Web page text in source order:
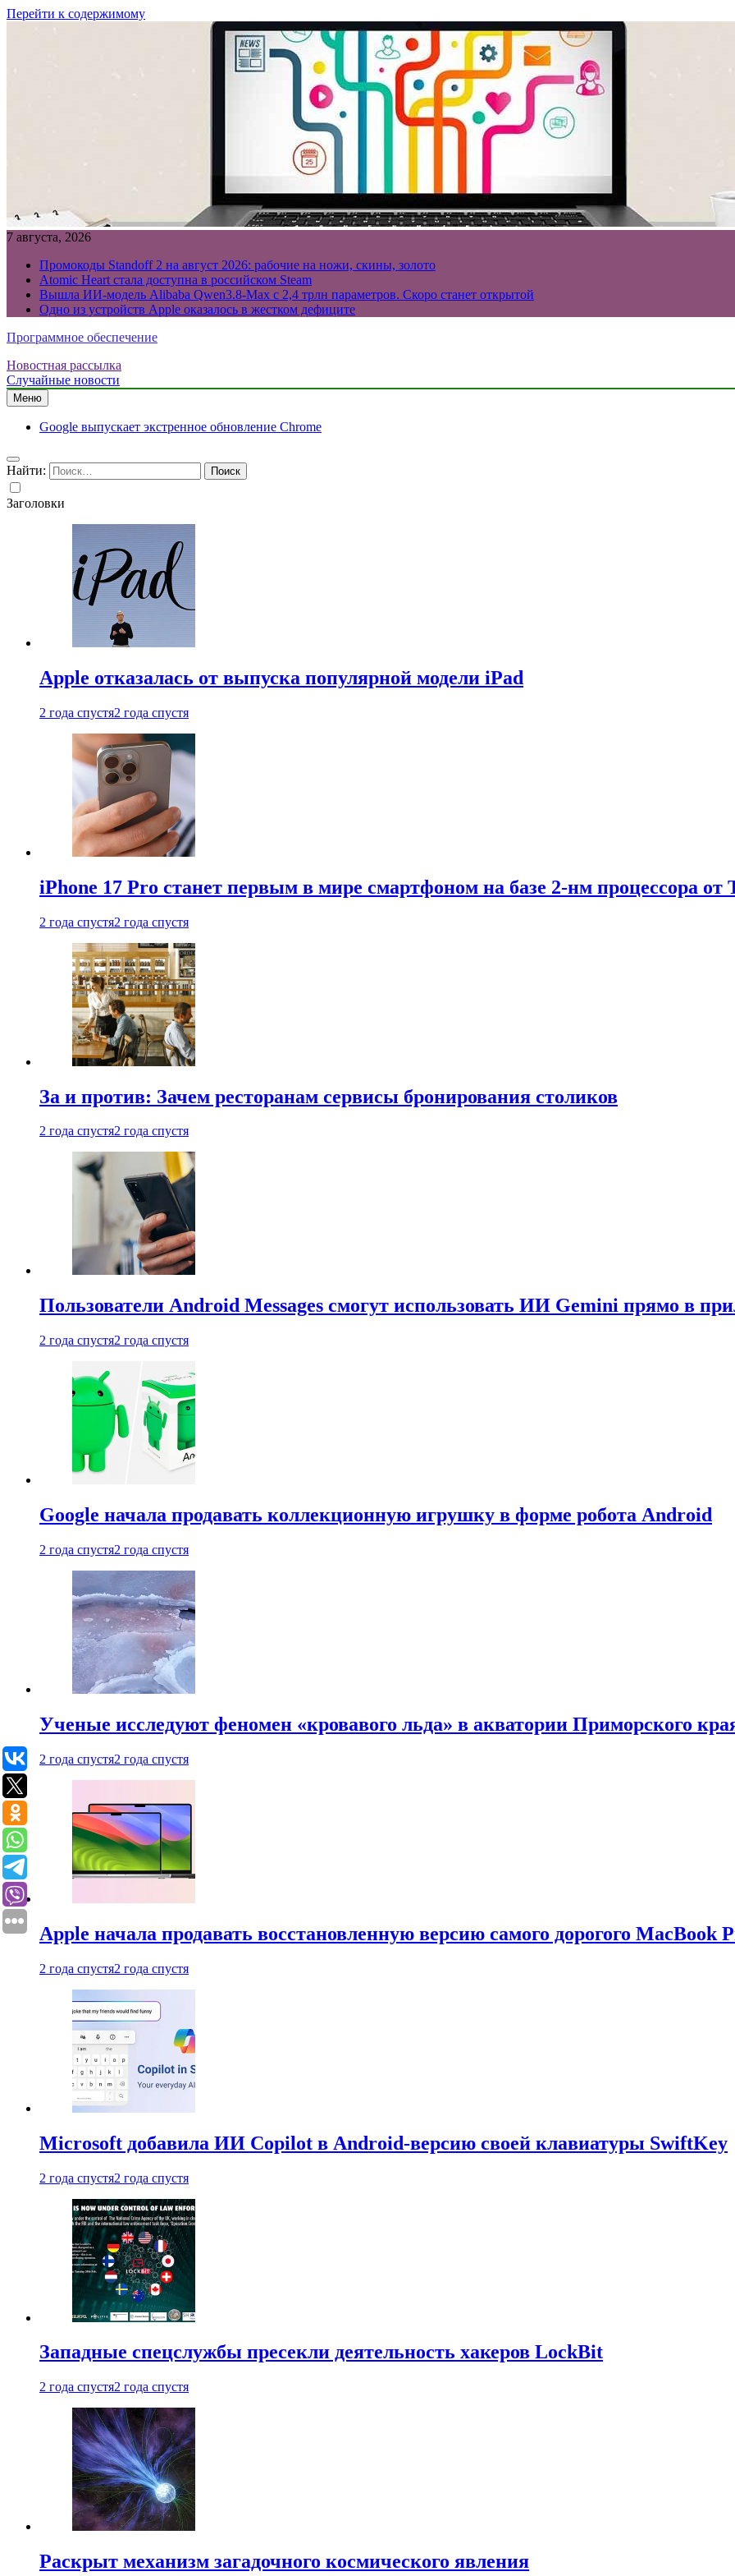
Перейти к содержимому
7 августа, 2026
Промокоды Standoff 2 на август 2026: рабочие на ножи, скины, золото
Atomic Heart стала доступна в российском Steam
Вышла ИИ-модель Alibaba Qwen3.8-Max с 2,4 трлн параметров. Скоро станет открытой
Одно из устройств Apple оказалось в жестком дефиците
Программное обеспечение
Новостная рассылка
Случайные новости
Меню
Google выпускает экстренное обновление Chrome
Найти:
Заголовки
Apple отказалась от выпуска популярной модели iPad
2 года спустя2 года спустя
iPhone 17 Pro станет первым в мире смартфоном на базе 2-нм процессора от
2 года спустя2 года спустя
За и против: Зачем ресторанам сервисы бронирования столиков
2 года спустя2 года спустя
Пользователи Android Messages смогут использовать ИИ Gemini прямо в
2 года спустя2 года спустя
Google начала продавать коллекционную игрушку в форме робота Android
2 года спустя2 года спустя
Ученые исследуют феномен «кровавого льда» в акватории Приморского
2 года спустя2 года спустя
Apple начала продавать восстановленную версию самого дорогого MacBook
2 года спустя2 года спустя
Microsoft добавила ИИ Copilot в Android-версию своей клавиатуры SwiftKey
2 года спустя2 года спустя
Западные спецслужбы пресекли деятельность хакеров LockBit
2 года спустя2 года спустя
Раскрыт механизм загадочного космического явления